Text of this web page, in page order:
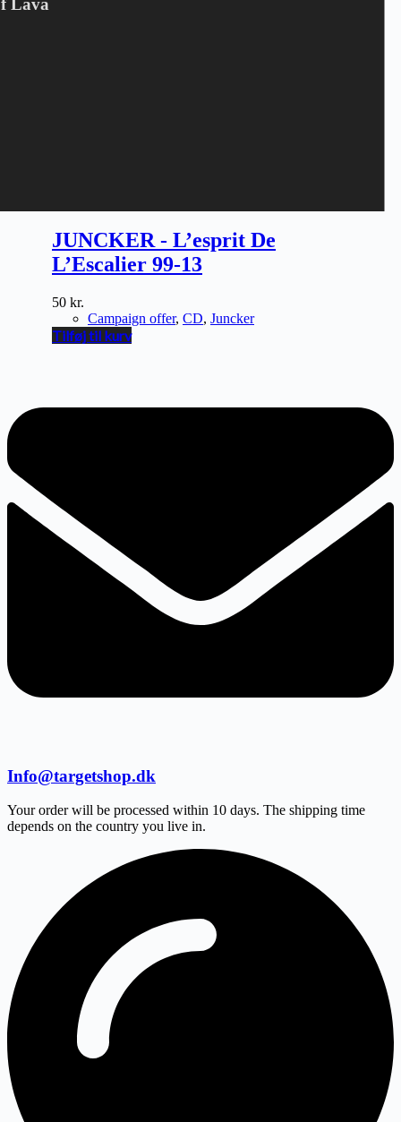
Lava
JUNCKER - L’esprit De
L’Escalier 99-13
50 kr.
Campaign offer, CD, Juncker
Tilføj til kurv
Info@targetshop.dk
Your order will be processed within 10 days. The shipping time
depends on the country you live in.